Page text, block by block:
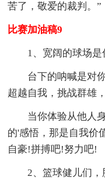
苦了，敬爱的裁判。”
比赛加油稿9
1、宽阔的球场
台下的呐喊是对
超越自我，挑战群雄
当你体验从他人
的'感悟，那是自我价
自豪!拼搏吧!努力吧!
2、篮球健儿们